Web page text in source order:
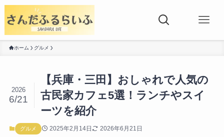
ホーム グルメ
【兵庫・三田】おしゃれで人気の
古民家カフェ5選！ランチやスイ
ーツを紹介
2026
6/21
グルメ 2025年2月14日 2026年6月21日